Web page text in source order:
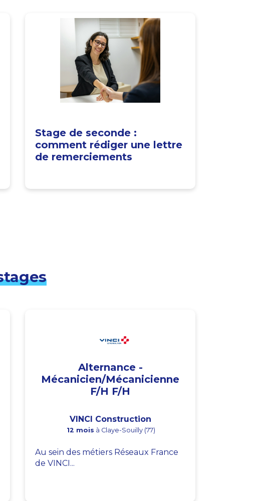
Stage de seconde :
comment rédiger une lettre
de remerciements
Alternance -
Mécanicien/Mécanicienne
F/H F/H
VINCI Construction
12 mois à Claye-Souilly (77)
Au sein des métiers Réseaux France
de VINCI...